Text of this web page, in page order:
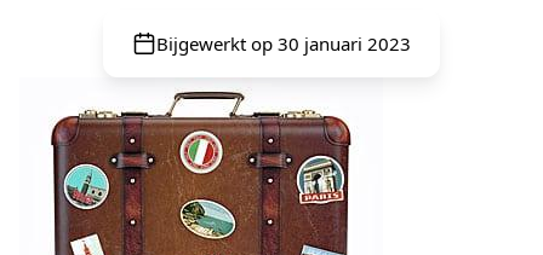
Bijgewerkt op 30 januari 2023